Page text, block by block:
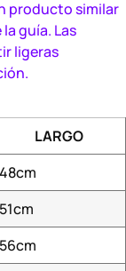
producto similar
guía. Las
ligeras
LARGO
48cm
51cm
56cm